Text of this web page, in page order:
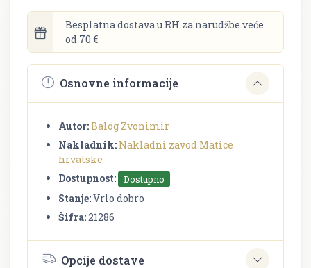
Besplatna dostava u RH za narudžbe veće
od 70 €
Osnovne informacije
Autor:Balog Zvonimir
Nakladnik: Nakladni zavod Matice
hrvatske
Dostupnost:
Dostupno
Stanje:Vrlo dobro
Šifra:21286
Opcije dostave